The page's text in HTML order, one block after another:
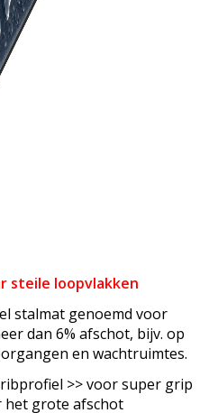
steile loopvlakken
stalmat genoemd voor
dan 6% afschot, bijv. op
en wachtruimtes.
>> voor super grip
het grote afschot